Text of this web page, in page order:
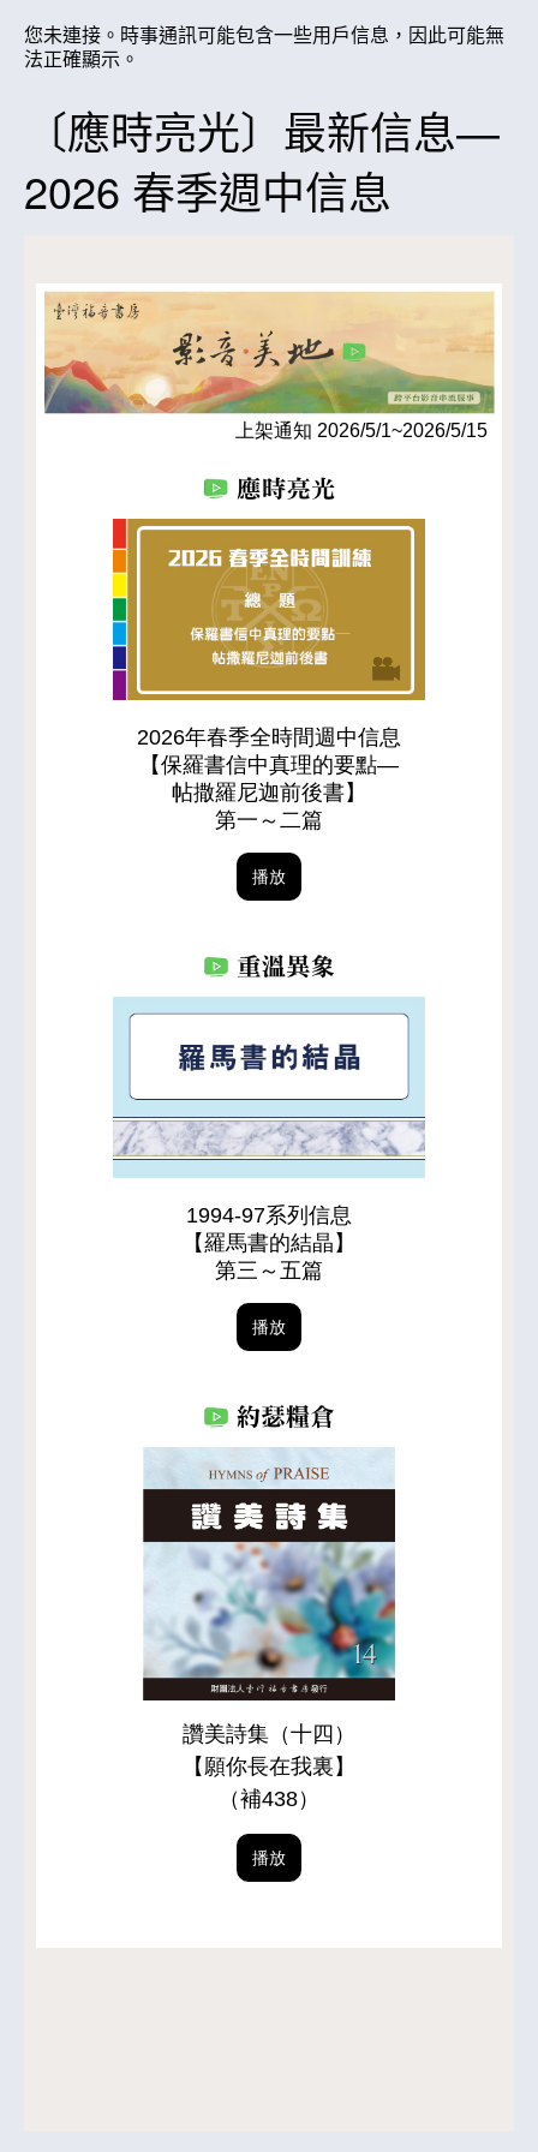
您未連接。時事通訊可能包含一些用戶信息，因此可能無
法正確顯示。
〔應時亮光〕最新信息—
2026 春季週中信息